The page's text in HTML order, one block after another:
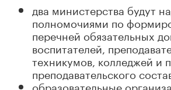
два министерства будут
полномочиями по
перечней обязательных
воспитателей,
техникумов, колледжей и
преподавательского
образовательные